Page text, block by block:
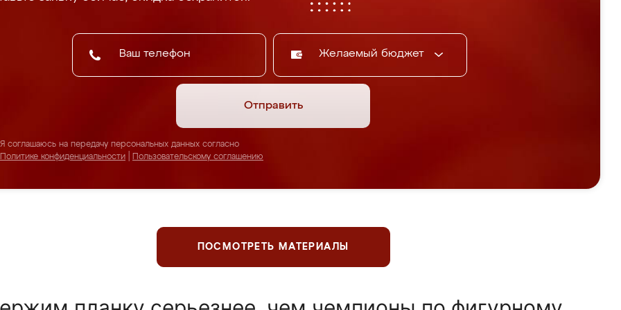
Желаемый бюджет
Отправить
Я соглашаюсь на передачу персональных данных согласно
Политике конфиденциальности
Пользовательскому соглашению
ПОСМОТРЕТЬ МАТЕРИАЛЫ